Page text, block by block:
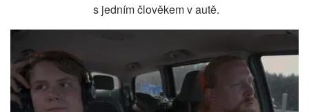
s jedním člověkem v autě.